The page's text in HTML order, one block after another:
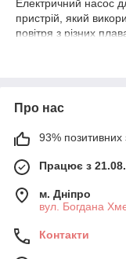
Електричний насос
пристрій, який
повітря з різних
насоси дозволяють
Ці насоси
протягом
Зазвичай
можуть
Про нас
93% позитивних
Працює з
м. Дніпро
вул. Богдана
Контакти